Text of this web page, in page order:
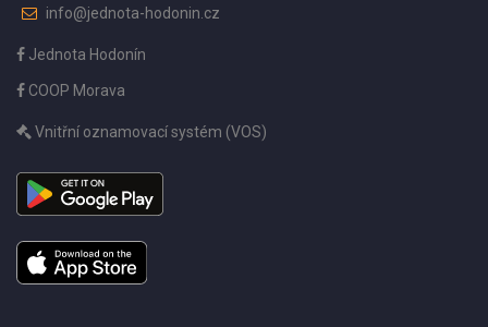
info@jednota-hodonin.cz
Jednota Hodonín
COOP Morava
Vnitřní oznamovací systém (VOS)